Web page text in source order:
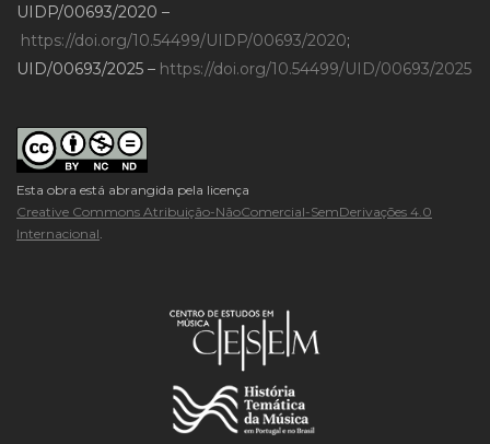
UIDP/00693/2020 –
https://doi.org/10.54499/UIDP/00693/2020;
UID/00693/2025 – https://doi.org/10.54499/UID/00693/2025
Esta obra está abrangida pela licença
Creative Commons Atribuição-NãoComercial-SemDerivações 4.0
Internacional